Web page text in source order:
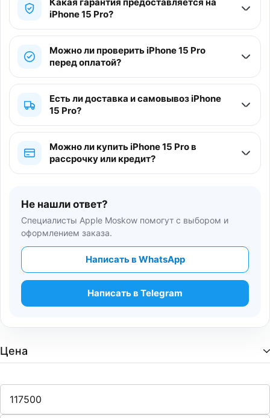
Какая гарантия предоставляется на
iPhone 15 Pro?
Можно ли проверить iPhone 15 Pro
перед оплатой?
Есть ли доставка и самовывоз iPhone
15 Pro?
Можно ли купить iPhone 15 Pro в
рассрочку или кредит?
Не нашли ответ?
Специалисты Apple Moskow помогут с выбором и
оформлением заказа.
Написать в WhatsApp
Написать в Telegram
Цена